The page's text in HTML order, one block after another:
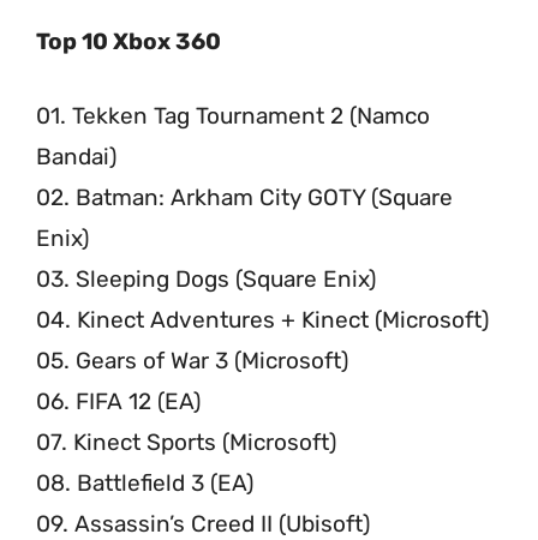
Top 10 Xbox 360
01. Tekken Tag Tournament 2 (Namco
Bandai)
02. Batman: Arkham City GOTY (Square
Enix)
03. Sleeping Dogs (Square Enix)
04. Kinect Adventures + Kinect (Microsoft)
05. Gears of War 3 (Microsoft)
06. FIFA 12 (EA)
07. Kinect Sports (Microsoft)
08. Battlefield 3 (EA)
09. Assassin’s Creed II (Ubisoft)